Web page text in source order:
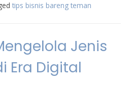
tips bisnis bareng teman
Jenis
Era Digital